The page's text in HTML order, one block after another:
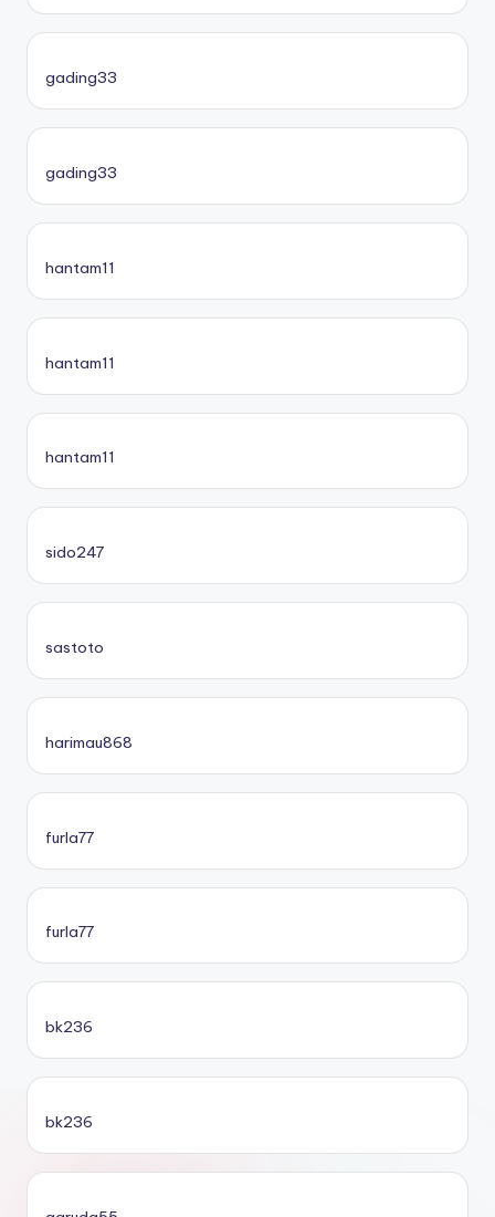
gading33
gading33
hantam11
hantam11
hantam11
sido247
sastoto
harimau868
furla77
furla77
bk236
bk236